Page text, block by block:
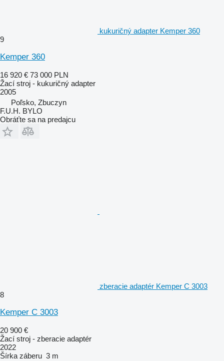
kukuričný adapter Kemper 360
9
Kemper 360
16 920 € 73 000 PLN
Žací stroj - kukuričný adapter
2005
Poľsko, Zbuczyn
F.U.H. BYLO
Obráťte sa na predajcu
zberacie adaptér Kemper C 3003
8
Kemper C 3003
20 900 €
Žací stroj - zberacie adaptér
2022
Šírka záberu 3 m